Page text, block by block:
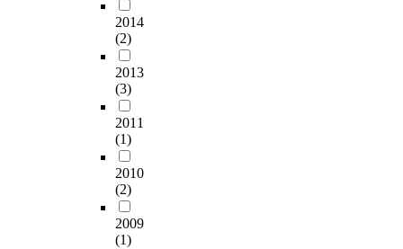
2014
(2)
2013
(3)
2011
(1)
2010
(2)
2009
(1)